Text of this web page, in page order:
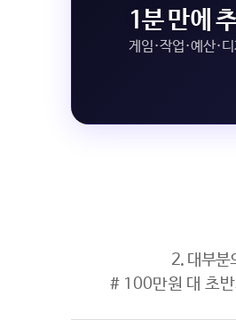
1분 만에
게임·작업·예산·
2. 대부분
# 100만원 대 초